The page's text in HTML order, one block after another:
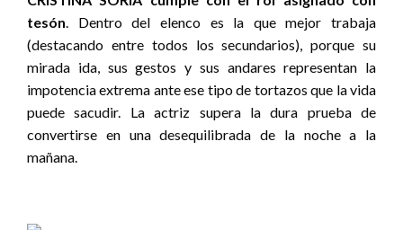
tesón. Dentro del elenco es la que mejor trabaja
(destacando entre todos los secundarios), porque su
mirada ida, sus gestos y sus andares representan la
impotencia extrema ante ese tipo de tortazos que la vida
puede sacudir. La actriz supera la dura prueba de
convertirse en una desequilibrada de la noche a la
mañana.